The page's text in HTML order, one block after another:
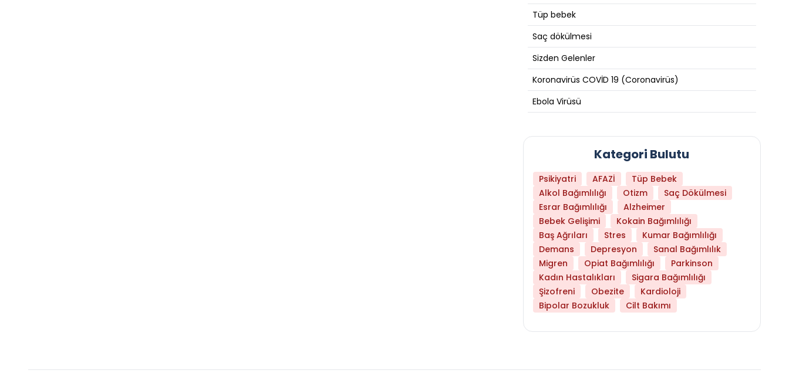
Tüp bebek
Saç dökülmesi
Sizden Gelenler
Koronavirüs COVİD 19 (Coronavirüs)
Ebola Virüsü
Kategori Bulutu
Psikiyatri AFAZİ
Tüp Bebek
Alkol Bağımlılığı
Otizm
Saç Dökülmesi
Esrar Bağımlılığı
Alzheimer
Bebek Gelişimi
Kokain Bağımlılığı
Baş Ağrıları
Stres
Kumar Bağımlılığı
Demans
Depresyon
Sanal Bağımlılık
Migren
Opiat Bağımlılığı
Parkinson
Kadın Hastalıkları
Sigara Bağımlılığı
Şizofreni
Obezite
Kardioloji
Bipolar Bozukluk
Cilt Bakımı